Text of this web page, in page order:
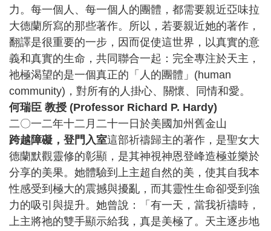
力。每一個人、每一個人的團體，都需要親近亞味拉
大德蘭所寫的那些著作。所以，若要親近她的著作，
翻譯是很重要的一步，因而促使這世界，以真實的意
義和真實的生命，共同聯合一起：完全專注於天主，
祂極渴望的是一個真正的「人的團體」(human
community)，對所有的人掛心、關懷、同情和愛。
何瑞臣 教授 (Professor Richard P. Hardy)
二〇一二年十二月二十一日於美國加州舊金山
跨越障礙，登門入室這部祈禱歸主的著作，是聖女大
德蘭默觀靈修的彰顯，是其神視神恩登峰造極並樂於
分享的美果。她體驗到上主超自然的美，使其自我本
性感受到極大的震撼與擾亂，而其靈性生命卻受到強
力的吸引與提升。她曾說：「有一天，當我祈禱時，
上主將祂的雙手顯示給我，真是美極了。天主逐步地